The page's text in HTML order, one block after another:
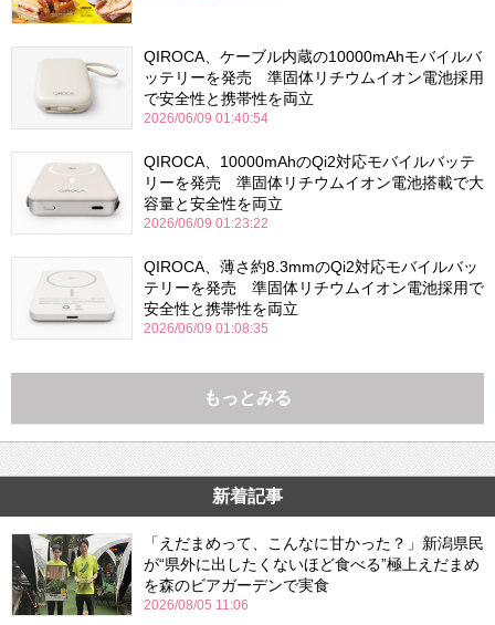
QIROCA、ケーブル内蔵の10000mAhモバイルバ
ッテリーを発売 準固体リチウムイオン電池採用
で安全性と携帯性を両立
2026/06/09 01:40:54
QIROCA、10000mAhのQi2対応モバイルバッテ
リーを発売 準固体リチウムイオン電池搭載で大
容量と安全性を両立
2026/06/09 01:23:22
QIROCA、薄さ約8.3mmのQi2対応モバイルバッ
テリーを発売 準固体リチウムイオン電池採用で
安全性と携帯性を両立
2026/06/09 01:08:35
もっとみる
新着記事
「えだまめって、こんなに甘かった？」新潟県民
が“県外に出したくないほど食べる”極上えだまめ
を森のビアガーデンで実食
2026/08/05 11:06